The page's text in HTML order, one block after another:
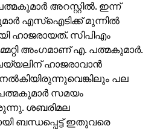
അറസ്റ്റിൽ. ഇന്ന്
എസ്ഐടിക്ക് മുന്നിൽ
ഹാജരായത്. സിപിഎം
അംഗമാണ് എ. പത്മകുമാർ.
ഹാജരാവാൻ
പല
സമയം
ശബരിമല
ബന്ധപ്പെട്ട് ഇതുവരെ